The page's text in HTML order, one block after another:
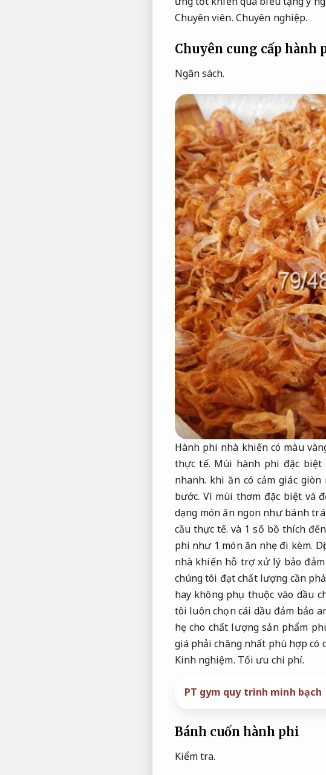
Chuyên viên. Chuyên nghiệp.
Chuyên cung cấp hành
Ngân sách.
Hành phi nhà khiến có màu
thực tế. Mùi hành phi đặc biệt
nhanh. khi ăn có cảm giác
bước. Vì mùi thơm đặc biệt và
dạng món ăn ngon như bánh
cầu thực tế. và 1 số bồ thích
phi như 1 món ăn nhẹ đi kèm.
nhà khiến hỗ trợ xử lý bảo
chúng tôi đạt chất lượng cần
hay không phụ thuộc vào dầu
tôi luôn chọn cái dầu đảm bảo
hẹ cho chất lượng sản phẩm
giá phải chăng nhất phù hợp có
Kinh nghiệm. Tối ưu chi phí.
PT gym quy trình minh bạch
Bánh cuốn hành phi
Kiểm tra.